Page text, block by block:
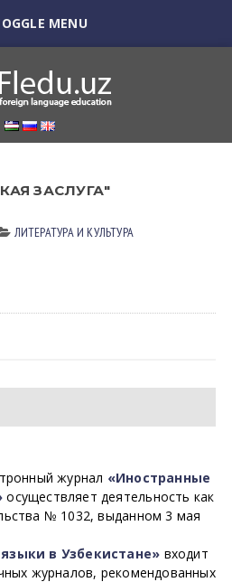
MENU
ЗАСЛУГА"
ЛИТЕРАТУРА И КУЛЬТУРА
журнал «Иностранные
осуществляет деятельность как
№ 1032, выданном 3 мая
в Узбекистане» входит
журналов, рекомендованных